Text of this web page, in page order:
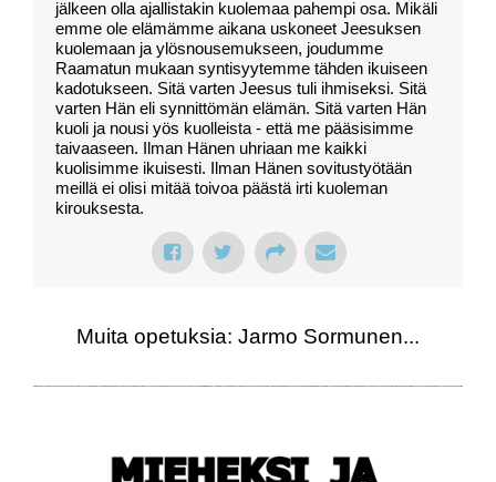
jälkeen olla ajallistakin kuolemaa pahempi osa. Mikäli
emme ole elämämme aikana uskoneet Jeesuksen
kuolemaan ja ylösnousemukseen, joudumme
Raamatun mukaan syntisyytemme tähden ikuiseen
kadotukseen. Sitä varten Jeesus tuli ihmiseksi. Sitä
varten Hän eli synnittömän elämän. Sitä varten Hän
kuoli ja nousi yös kuolleista - että me pääsisimme
taivaaseen. Ilman Hänen uhriaan me kaikki
kuolisimme ikuisesti. Ilman Hänen sovitustyötään
meillä ei olisi mitää toivoa päästä irti kuoleman
kirouksesta.
Muita opetuksia: Jarmo Sormunen...